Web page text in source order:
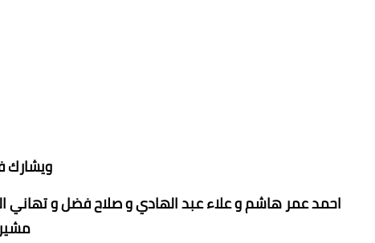
ويشارك
احمد عمر هاشم و علاء عبد الهادي و صلاح فضل و